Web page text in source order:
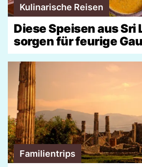
Kulinarische Reisen
Diese Speisen aus Sri
sorgen für feurige
Familientrips